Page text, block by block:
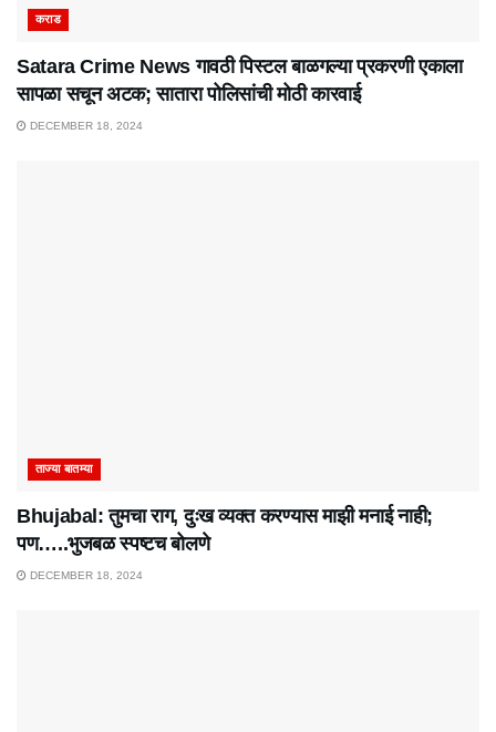
कराड
Satara Crime News गावठी पिस्टल बाळगल्या प्रकरणी एकाला
सापळा सचून अटक; सातारा पोलिसांची मोठी कारवाई
DECEMBER 18, 2024
ताज्या बातम्या
Bhujabal: तुमचा राग, दुःख व्यक्त करण्यास माझी मनाई नाही;
पण…..भुजबळ स्पष्टच बोलणे
DECEMBER 18, 2024